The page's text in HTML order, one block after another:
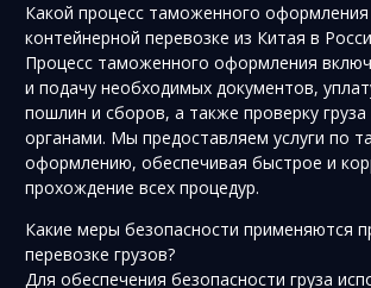
Какой процесс таможенного оформления
контейнерной перевозке из Китая в
Процесс таможенного оформления
и подачу необходимых документов,
пошлин и сборов, а также проверку
органами. Мы предоставляем услуги по
оформлению, обеспечивая быстрое и
прохождение всех процедур.
Какие меры безопасности применяются
перевозке грузов?
Для обеспечения безопасности груза